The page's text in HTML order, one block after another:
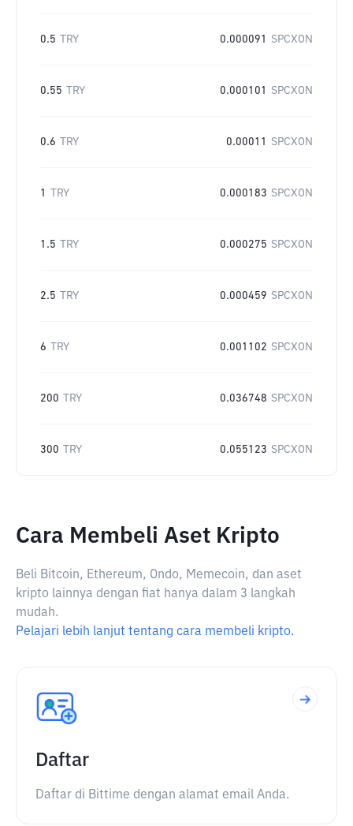
0.5 TRY 0.000091 SPCXON
0.55 TRY 0.000101 SPCXON
0.6 TRY 0.00011 SPCXON
1 TRY 0.000183 SPCXON
1.5 TRY 0.000275 SPCXON
2.5 TRY 0.000459 SPCXON
6 TRY 0.001102 SPCXON
200 TRY 0.036748 SPCXON
300 TRY 0.055123 SPCXON
Cara Membeli Aset Kripto
Beli Bitcoin, Ethereum, Ondo, Memecoin, dan aset
kripto lainnya dengan fiat hanya dalam 3 langkah
mudah.
Pelajari lebih lanjut tentang cara membeli kripto.
Daftar
Daftar di Bittime dengan alamat email Anda.